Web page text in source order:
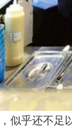
似乎还不